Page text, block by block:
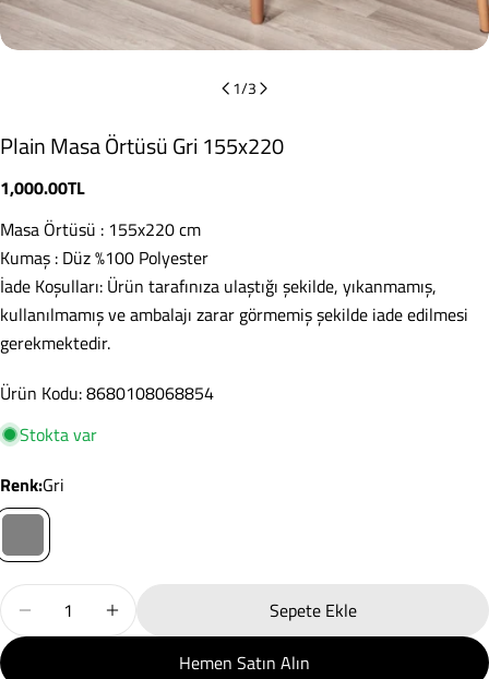
1/3
Plain Masa Örtüsü Gri 155x220
Normal
1,000.00TL
Masa Örtüsü : 155x220 cm
Kumaş : Düz %100 Polyester
İade Koşulları: Ürün tarafınıza ulaştığı şekilde, yıkanmamış,
kullanılmamış ve ambalajı zarar görmemiş şekilde iade edilmesi
gerekmektedir.
Ürün Kodu: 8680108068854
Stokta var
renk:Gri
Miktar
Plain Masa Örtüsü Gri 155x220 Için Miktarı Azaltın
Plain Masa Örtüsü Gri 155x220 Için Miktarı
Sepete Ekle
Hemen Satın Alın
Soru Sor
Adınız
E-
adresiniz
* işaretli alanların doldurulması zorunludur.